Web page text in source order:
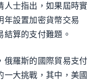
人士指出，如果屆時實
年設置加密貨幣交易
結算的支付難題。
俄羅斯的國際貿易支付
一大挑戰，其中，美國